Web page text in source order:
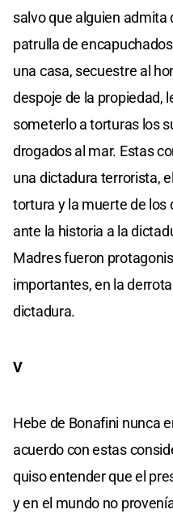
salvo que alguien admita
patrulla de
una casa, secuestre al
despoje de la propiedad,
someterlo a torturas los
drogados al mar. Estas
una dictadura terrorista,
tortura y la muerte de los
ante la historia a la
Madres fueron
importantes, en la
dictadura.
V
Hebe de Bonafini nunca
acuerdo con estas
quiso entender que el
y en el mundo no